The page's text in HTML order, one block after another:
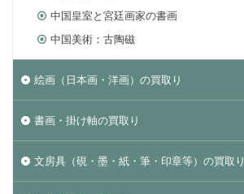
中国皇室と宮廷画家の書画
中国美術：古陶磁
絵画（日本画・洋画）の買取り
書画・掛け軸の買取り
文房具（硯・墨・紙・筆・印章等）の買取り